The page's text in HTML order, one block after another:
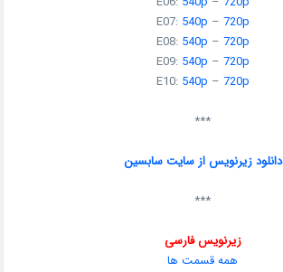
E07: 540p – 720p
E08: 540p – 720p
E09: 540p – 720p
E10: 540p – 720p
***
دانلود زیرنویس از سایت سابسین
***
زیرنویس فارسی
همه قسمت ها